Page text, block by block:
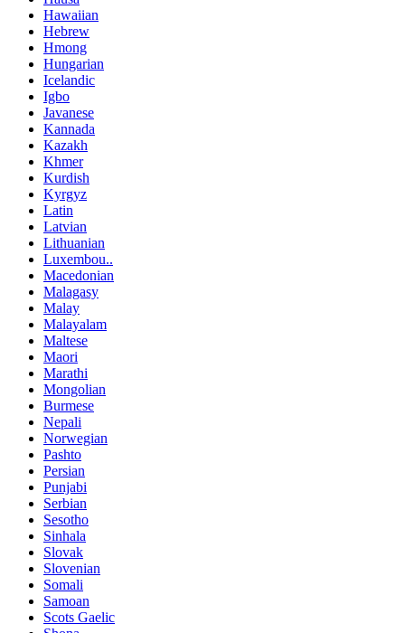
Hawaiian
Hebrew
Hmong
Hungarian
Icelandic
Igbo
Javanese
Kannada
Kazakh
Khmer
Kurdish
Kyrgyz
Latin
Latvian
Lithuanian
Luxembou..
Macedonian
Malagasy
Malay
Malayalam
Maltese
Maori
Marathi
Mongolian
Burmese
Nepali
Norwegian
Pashto
Persian
Punjabi
Serbian
Sesotho
Sinhala
Slovak
Slovenian
Somali
Samoan
Scots Gaelic